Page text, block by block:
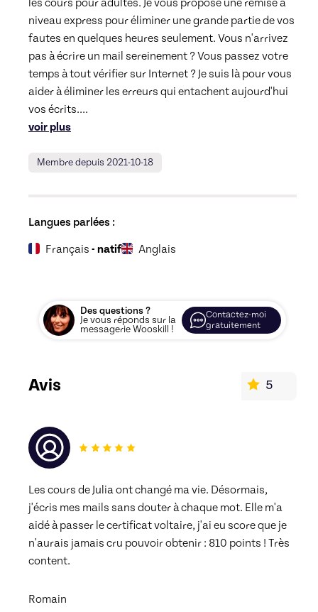
les cours pour adultes. Je vous propose une remise à
niveau express pour éliminer une grande partie de vos
fautes en quelques heures seulement. Vous n'arrivez
pas à écrire un mail sereinement ? Vous passez votre
temps à tout vérifier sur Internet ? Je suis là pour vous
aider à éliminer les erreurs qui entachent aujourd'hui
vos écrits....
voir plus
Membre depuis 2021-10-18
Langues parlées :
Français - natif Anglais
Des questions ?
Je vous réponds sur la
messagerie Wooskill !
Contactez-moi
gratuitement
Avis 5
Les cours de Julia ont changé ma vie. Désormais,
j'écris mes mails sans douter à chaque mot. Elle m'a
aidé à passer le certificat voltaire, j'ai eu score que je
n'aurais jamais cru pouvoir obtenir : 810 points ! Très
content.
Romain